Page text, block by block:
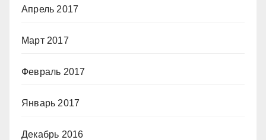
Апрель 2017
Март 2017
Февраль 2017
Январь 2017
Декабрь 2016